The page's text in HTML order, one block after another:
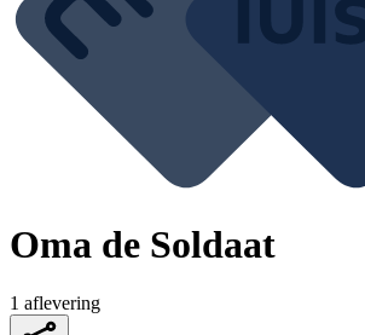
Oma de Soldaat
1 aflevering